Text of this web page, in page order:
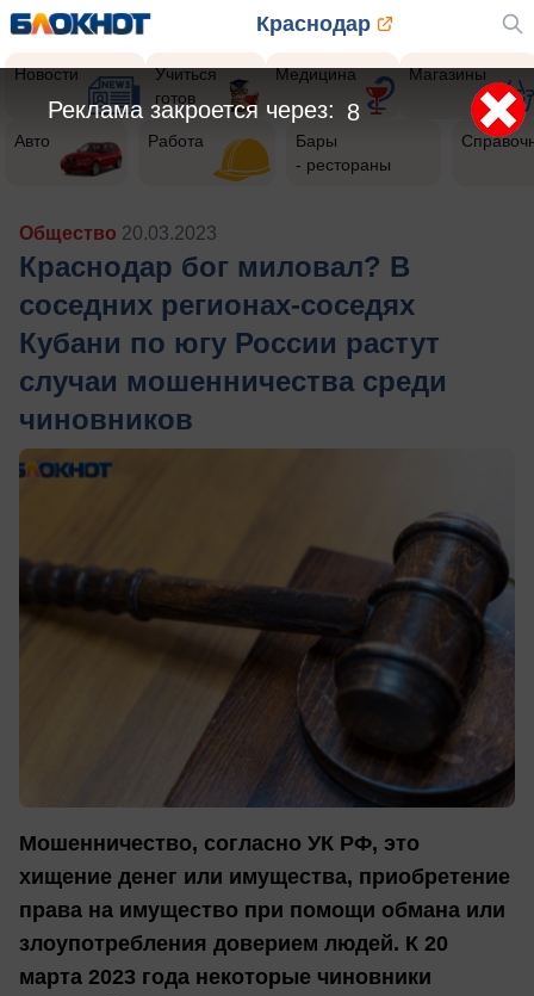
Краснодар
Новости
Учиться
готов
Медицина Магазины
Авто Работа
Бары
- рестораны
Общество 20.03.2023
Краснодар бог миловал? В
соседних регионах-соседях
Кубани по югу России растут
случаи мошенничества среди
чиновников
Мошенничество, согласно УК РФ, это
хищение денег или имущества, приобретение
права на имущество при помощи обмана или
злоупотребления доверием людей. К 20
марта 2023 года некоторые чиновники
6
Реклама закроется через: